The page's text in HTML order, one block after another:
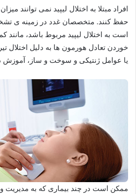
افراد مبتلا به اختلال لیپید نمی توانند
حفظ کنند. متخصصان غدد در زمینه ی
است به اختلال لیپید مربوط باشد، مانند
خوردن تعادل هورمون ها به دلیل اختلال
یا عوامل ژنتیکی و سوخت و ساز، آموزش
ممکن است در چند بیماری که به مدیریت